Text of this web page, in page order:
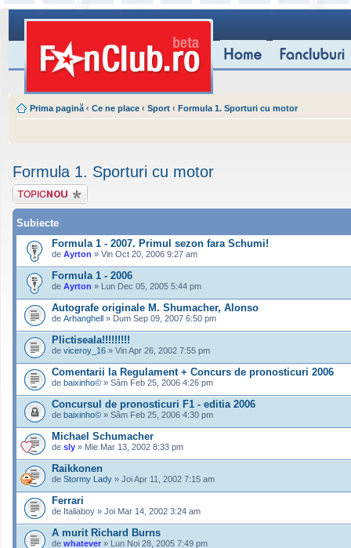
Prima pagină ‹ Ce ne place ‹ Sport ‹ Formula 1. Sporturi cu motor
Formula 1. Sporturi cu motor
Scrie un subiect
nou
Subiecte
Formula 1 - 2007. Primul sezon fara Schumi!
de Ayrton » Vin Oct 20, 2006 9:27 am
Formula 1 - 2006
de Ayrton » Lun Dec 05, 2005 5:44 pm
Autografe originale M. Shumacher, Alonso
de Arhanghell » Dum Sep 09, 2007 6:50 pm
Plictiseala!!!!!!!!!
de viceroy_16 » Vin Apr 26, 2002 7:55 pm
Comentarii la Regulament + Concurs de pronosticuri 2006
de baixinho© » Sâm Feb 25, 2006 4:26 pm
Concursul de pronosticuri F1 - editia 2006
de baixinho© » Sâm Feb 25, 2006 4:30 pm
Michael Schumacher
de sly » Mie Mar 13, 2002 8:33 pm
Raikkonen
de Stormy Lady » Joi Apr 11, 2002 7:15 am
Ferrari
de Italiaboy » Joi Mar 14, 2002 3:24 am
A murit Richard Burns
de whatever » Lun Noi 28, 2005 7:49 pm